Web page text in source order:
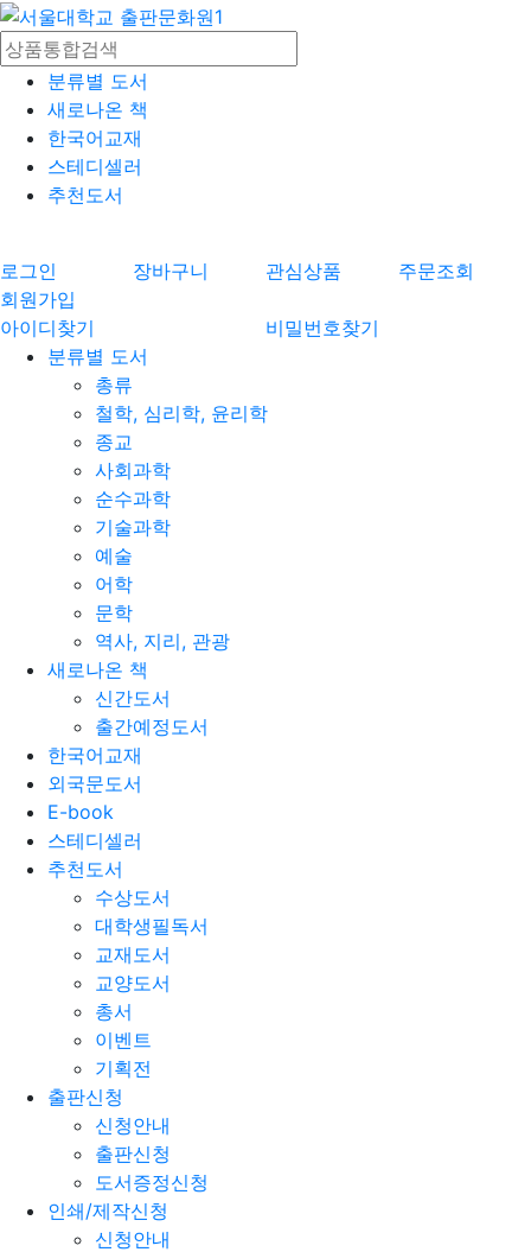
분류별 도서
새로나온 책
한국어교재
스테디셀러
추천도서
로그인 장바구니 관심상품
주문조회
회원가입
아이디찾기
비밀번호찾기
분류별 도서
총류
철학, 심리학, 윤리학
종교
사회과학
순수과학
기술과학
예술
어학
문학
역사, 지리, 관광
새로나온 책
신간도서
출간예정도서
한국어교재
외국문도서
E-book
스테디셀러
추천도서
수상도서
대학생필독서
교재도서
교양도서
총서
이벤트
기획전
출판신청
신청안내
출판신청
도서증정신청
인쇄/제작신청
신청안내